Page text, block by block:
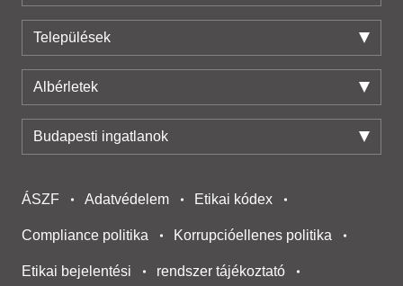
Települések
Albérletek
Budapesti ingatlanok
ÁSZF Adatvédelem Etikai kódex
Compliance politika Korrupcióellenes politika
Etikai bejelentési rendszer tájékoztató